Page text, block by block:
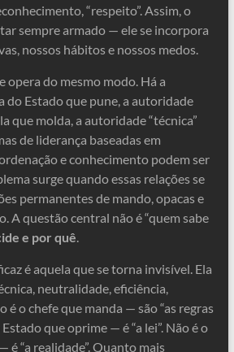
“respeito”. Assim, o
sempre armado — ele se incorpora
nossos hábitos e nossos medos.
opera do mesmo modo. Há a
Estado que pune, a autoridade
que molda, a autoridade “técnica”
de liderança baseadas em
e conhecimento podem ser
surge quando essas relações se
permanentes de mando, opacas e
A questão central não é “quem sabe
e por quê.
é aquela que se torna invisível. Ela
neutralidade, eficiência,
é o chefe que manda — são “as regras
que oprime — é “a lei”. Não é o
é “a realidade”. Quanto mais